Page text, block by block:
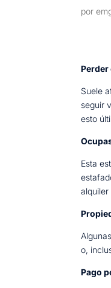
por
Suele
seguir
esto
Esta
alquiler
o,
Pago